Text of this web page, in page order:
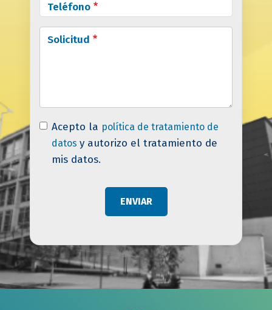
Teléfono
Solicitud
Acepto la política de tratamiento de
datos y autorizo el tratamiento de
mis datos.
ENVIAR